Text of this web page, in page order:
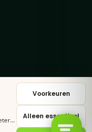
Voorkeuren
Alleen essentieel